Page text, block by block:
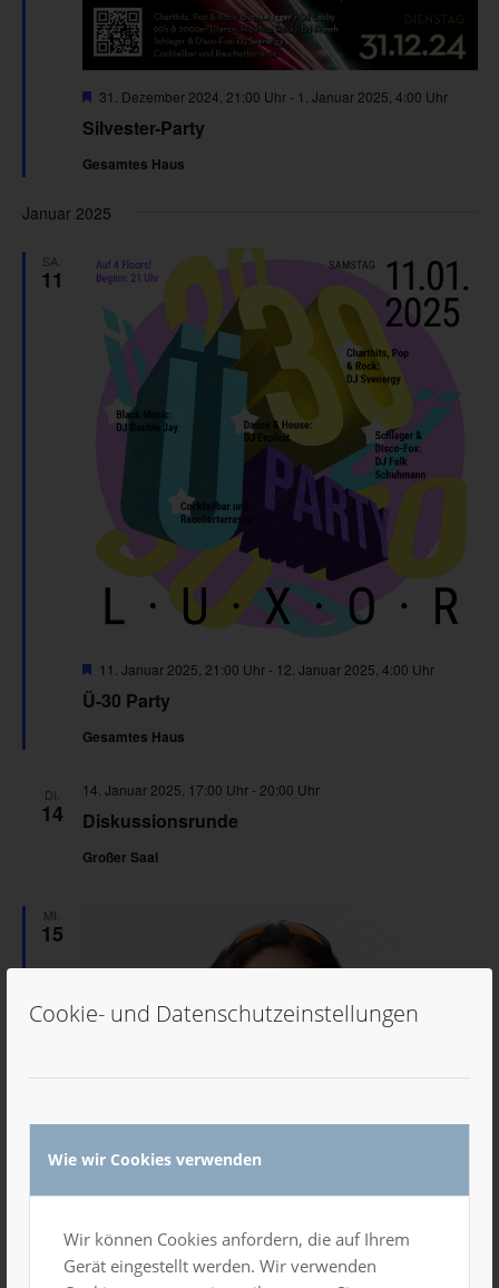
Cookie- und Datenschutzeinstellungen
Wie wir Cookies verwenden
Wir können Cookies anfordern, die auf Ihrem
Gerät eingestellt werden. Wir verwenden
Silvester-Party
Hervorgehoben
31. Dezember 2024, 21:00 Uhr- 1. Januar 2025, 4:00 Uhr
Gesamtes Haus
Januar 2025
SA.
11
Ü-30 Party
Hervorgehoben
11. Januar 2025, 21:00 Uhr- 12. Januar 2025, 4:00 Uhr
Gesamtes Haus
DI.
14 Diskussionsrunde
14. Januar 2025, 17:00 Uhr- 20:00 Uhr
Großer Saal
MI.
15